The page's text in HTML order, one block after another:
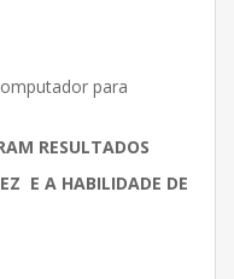
para
RESULTADOS
E A HABILIDADE DE